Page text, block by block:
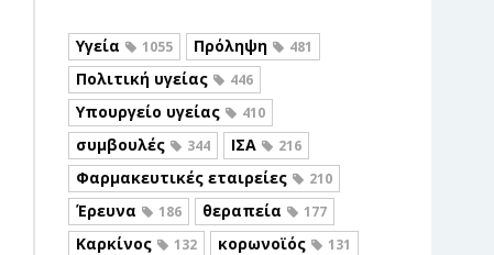
Υγεία 1055 Πρόληψη 481
Πολιτική υγείας 446
Υπουργείο υγείας 410
συμβουλές 344 ΙΣΑ 216
Φαρμακευτικές εταιρείες 210
Έρευνα 186 θεραπεία 177
Καρκίνος 132 κορωνοϊός 131